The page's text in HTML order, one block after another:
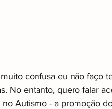
confusa eu não faço
No entanto, quero falar
Autismo - a promoção